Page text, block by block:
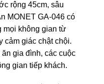
rộng 45cm, sâu
MONET GA-046 có
mọi không gian từ
cảm giác chật chội.
gia đình, các cuộc
gian tiếp khách.